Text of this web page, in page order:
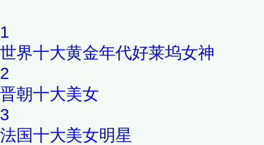
1
世界十大黄金年代好莱坞女神
2
晋朝十大美女
3
法国十大美女明星